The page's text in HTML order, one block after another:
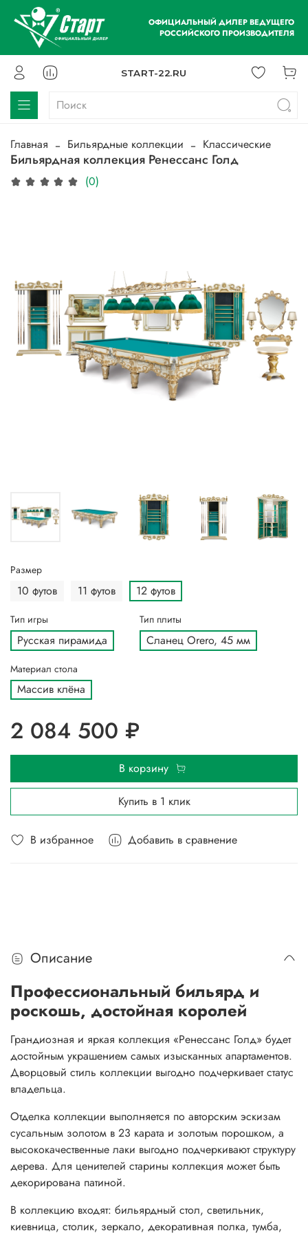
ОФИЦИАЛЬНЫЙ ДИЛЕР ВЕДУЩЕГО
РОССИЙСКОГО ПРОИЗВОДИТЕЛЯ
START-22.RU
Главная Бильярдные коллекции Классические
Бильярдная коллекция Ренессанс Голд
(0)
В избранное Добавить в сравнение
Размер
10 футов 11 футов 12 футов
Тип игры
Русская пирамида
Тип плиты
Сланец Orero, 45 мм
Материал стола
Массив клёна
2 084 500 ₽
В корзину
Купить в 1 клик
Описание
Профессиональный бильярд и
роскошь, достойная королей
Грандиозная и яркая коллекция «Ренессанс Голд» будет
достойным украшением самых изысканных апартаментов.
Дворцовый стиль коллекции выгодно подчеркивает статус
владельца.
Отделка коллекции выполняется по авторским эскизам
сусальным золотом в 23 карата и золотым порошком, а
высококачественные лаки выгодно подчеркивают структуру
дерева. Для ценителей старины коллекция может быть
декорирована патиной.
В коллекцию входят: бильярдный стол, светильник,
киевница, столик, зеркало, декоративная полка, тумба,